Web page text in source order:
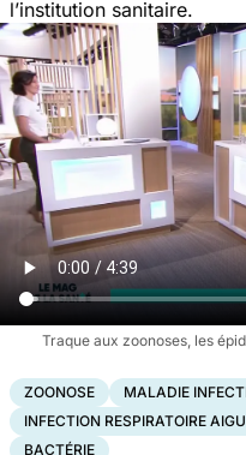
l’institution sanitaire.
Traque aux zoonoses, les
ZOONOSE
MALADIE
INFECTION RESPIRATOIRE
BACTÉRIE